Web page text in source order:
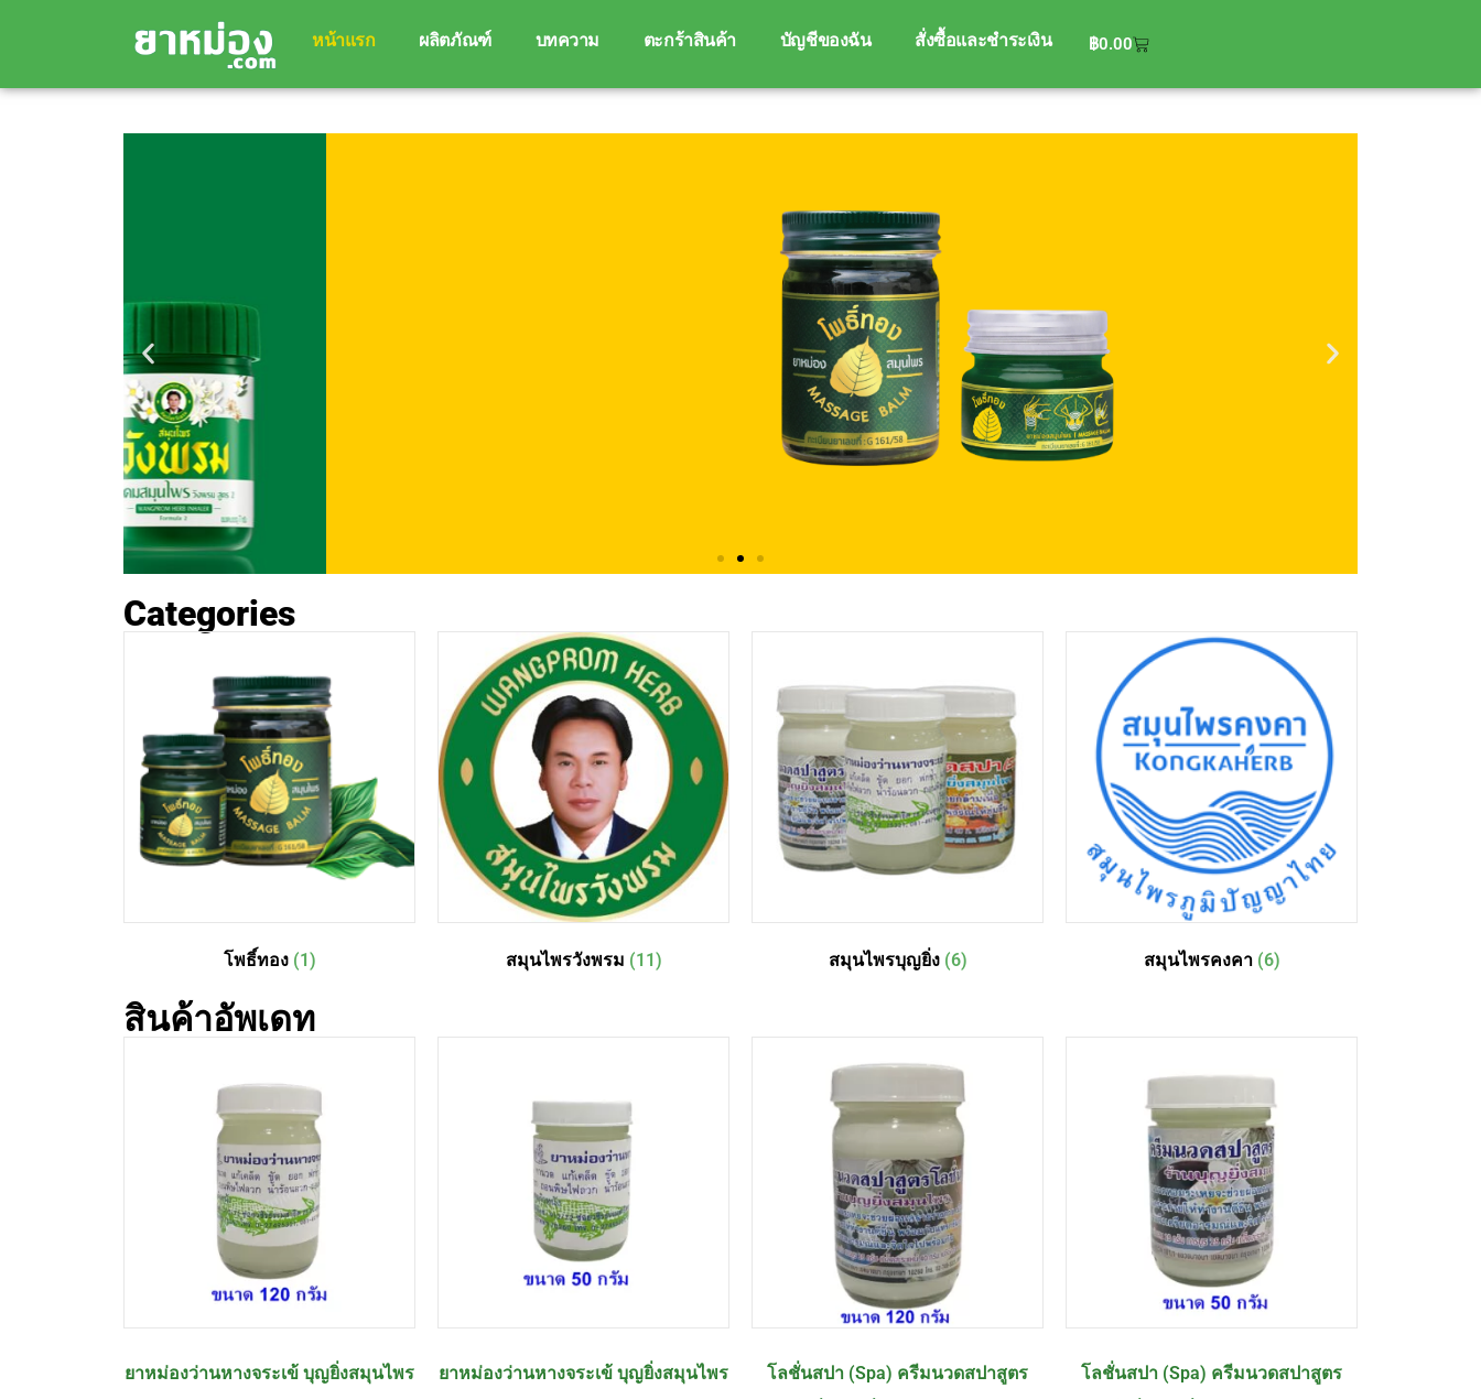
หน้าแรก ผลิตภัณฑ์ บทความ ตะกร้าสินค้า บัญชีของฉัน สั่งซื้อและชำระเงิน ฿0.00
฿0.00
โพธิ์ทอง
ยาหม่องโพธิ์ทอง
สมุนไพรที่คุณไว้ใจ
บรรเทาเร็ว…หอมเย็น
จากธรรมชาติ
Categories
โพธิ์ทอง (1) สมุนไพรวังพรม (11) สมุนไพรบุญยิ่ง (6) สมุนไพรคงคา (6)
สินค้าอัพเดท
ยาหม่องว่านหางจระเข้ บุญยิ่งสมุนไพร
ยาหม่องว่านหางจระเข้ บุญยิ่งสมุนไพร
โลชั่นสปา (Spa) ครีมนวดสปาสูตร
โลชั่นสปา (Spa) ครีมนวดสปาสูตร